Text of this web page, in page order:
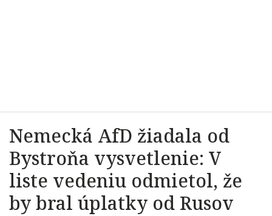
Nemecká AfD žiadala od
Bystroňa vysvetlenie: V
liste vedeniu odmietol, že
by bral úplatky od Rusov